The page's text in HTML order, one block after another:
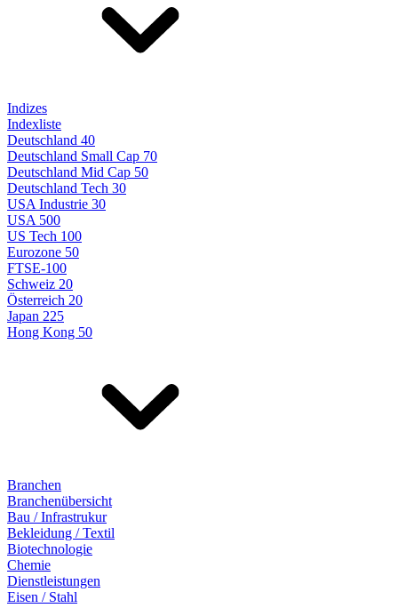
Indizes
Indexliste
Deutschland 40
Deutschland Small Cap 70
Deutschland Mid Cap 50
Deutschland Tech 30
USA Industrie 30
USA 500
US Tech 100
Eurozone 50
FTSE-100
Schweiz 20
Österreich 20
Japan 225
Hong Kong 50
Branchen
Branchenübersicht
Bau / Infrastrukur
Bekleidung / Textil
Biotechnologie
Chemie
Dienstleistungen
Eisen / Stahl